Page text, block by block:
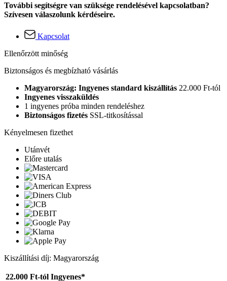
További segítségre van szüksége rendelésével kapcsolatban?
Szívesen válaszolunk kérdéseire.
Kapcsolat
Ellenőrzött minőség
Biztonságos és megbízható vásárlás
Magyarország: Ingyenes standard kiszállítás 22.000 Ft-tól
Ingyenes visszaküldés
1 ingyenes próba minden rendeléshez
Biztonságos fizetés SSL-titkosítással
Kényelmesen fizethet
Utánvét
Előre utalás
Kiszállítási díj: Magyarország
22.000 Ft-tól Ingyenes*